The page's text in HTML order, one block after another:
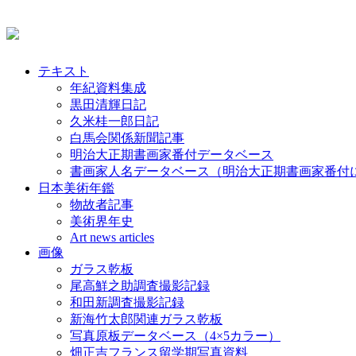
テキスト
年紀資料集成
黒田清輝日記
久米桂一郎日記
白馬会関係新聞記事
明治大正期書画家番付データベース
書画家人名データベース（明治大正期書画家番付
日本美術年鑑
物故者記事
美術界年史
Art news articles
画像
ガラス乾板
尾高鮮之助調査撮影記録
和田新調査撮影記録
新海竹太郎関連ガラス乾板
写真原板データベース（4×5カラー）
畑正吉フランス留学期写真資料